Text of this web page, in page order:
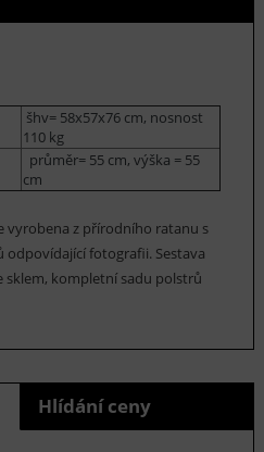
šhv= 58x57x76 cm, nosnost
110 kg
průměr= 55 cm, výška = 55
cm
vyrobena z přírodního ratanu s
fotografii. Sestava
sklem, kompletní sadu polstrů
Hlídání ceny